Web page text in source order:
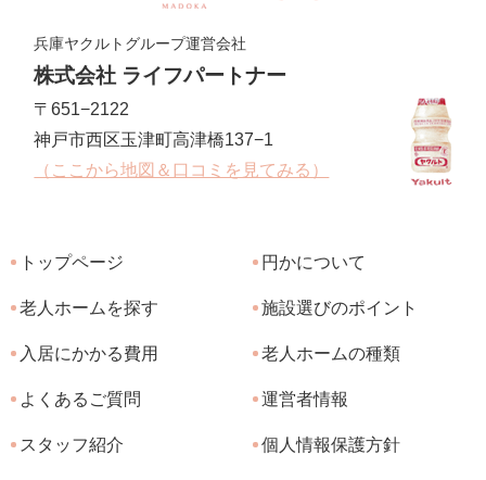
兵庫ヤクルトグループ運営会社
株式会社 ライフパートナー
〒651−2122
神戸市西区玉津町高津橋137−1
（ここから地図＆口コミを見てみる）
トップページ 円かについて
老人ホームを探す 施設選びのポイント
入居にかかる費用 老人ホームの種類
よくあるご質問 運営者情報
スタッフ紹介 個人情報保護方針